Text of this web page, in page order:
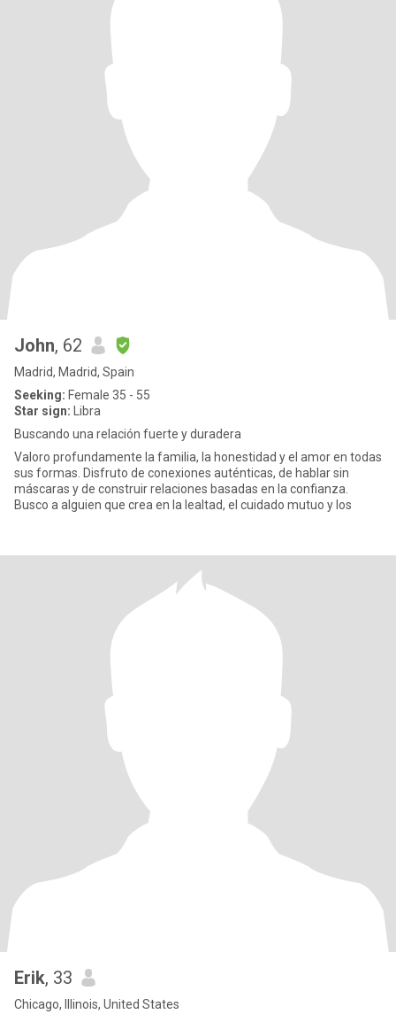
John, 62
Madrid, Madrid, Spain
Seeking: Female 35 - 55
Star sign: Libra
Buscando una relación fuerte y duradera
Valoro profundamente la familia, la honestidad y el amor en todas
sus formas. Disfruto de conexiones auténticas, de hablar sin
máscaras y de construir relaciones basadas en la confianza.
Busco a alguien que crea en la lealtad, el cuidado mutuo y los
Erik, 33
Chicago, Illinois, United States